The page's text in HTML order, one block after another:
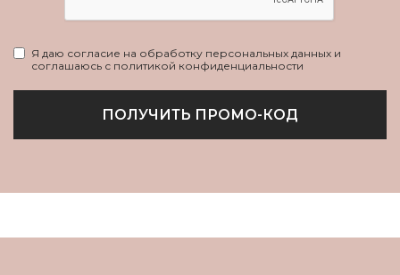
Я даю согласие на обработку персональных данных и
соглашаюсь с политикой конфиденциальности
ПОЛУЧИТЬ ПРОМО-КОД